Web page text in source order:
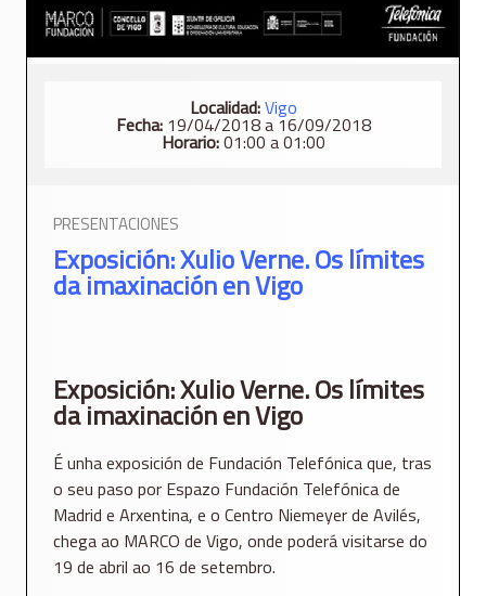
Localidad:Vigo
Fecha:19/04/2018 a 16/09/2018
Horario:01:00 a 01:00
PRESENTACIONES
Exposición: Xulio Verne. Os límites
da imaxinación en Vigo
Exposición: Xulio Verne. Os límites
da imaxinación en Vigo
É unha exposición de Fundación Telefónica que, tras
o seu paso por Espazo Fundación Telefónica de
Madrid e Arxentina, e o Centro Niemeyer de Avilés,
chega ao MARCO de Vigo, onde poderá visitarse do
19 de abril ao 16 de setembro.